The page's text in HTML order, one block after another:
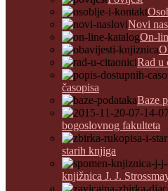
Novi
On-
Rad u
časopisa
Baze
bogoslovnog fakulteta
starih knjiga
knjižnica J. J.